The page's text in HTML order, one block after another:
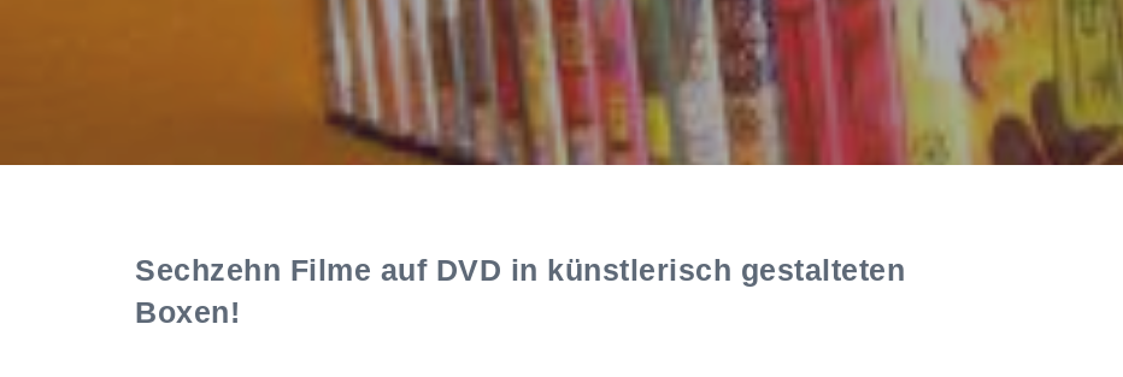
Sechzehn Filme auf DVD in künstlerisch gestalteten
Boxen!